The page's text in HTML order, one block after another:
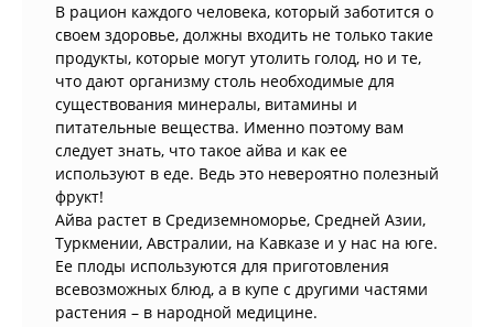
В рацион каждого человека, который заботится о
своем здоровье, должны входить не только такие
продукты, которые могут утолить голод, но и те,
что дают организму столь необходимые для
существования минералы, витамины и
питательные вещества. Именно поэтому вам
следует знать, что такое айва и как ее
используют в еде. Ведь это невероятно полезный
фрукт!
Айва растет в Средиземноморье, Средней Азии,
Туркмении, Австралии, на Кавказе и у нас на юге.
Ее плоды используются для приготовления
всевозможных блюд, а в купе с другими частями
растения – в народной медицине.